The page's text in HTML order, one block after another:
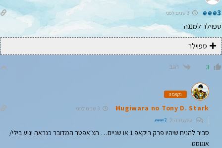
eee3
ספוילר למנגה
ספוילר
3 הגב
נקאמה
Mugiwara no Tony D. Stark 3 שנים לפני
בתגובה לeee3
סביר להניח שיהיו פרק ריקאפ 1 או שניים… הצ׳אפטר המדובר כנראה יגיע בילי/
אוגוסט.